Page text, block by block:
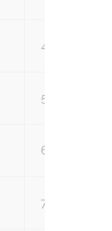
4
5
6
7